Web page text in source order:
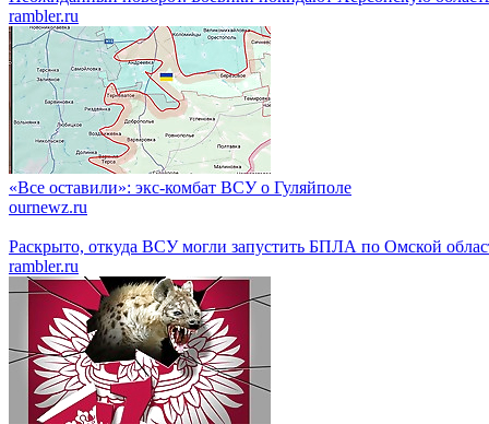
rambler.ru
«Все оставили»: экс-комбат ВСУ о Гуляйполе
ournewz.ru
Раскрыто, откуда ВСУ могли запустить БПЛА по Омской
rambler.ru